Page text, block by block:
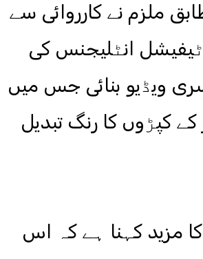
ملزم نے کارروائی سے
انٹلیجنس کی
ویڈیو بنائی جس میں
کے کپڑوں کا رنگ تبدیل
مزید کہنا ہے کہ اس